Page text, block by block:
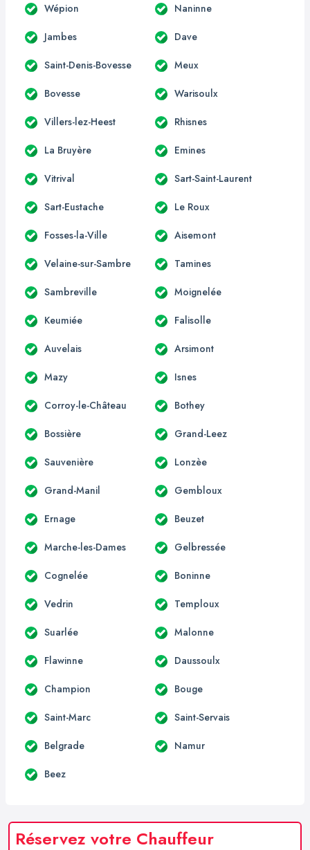
Wépion Naninne
Jambes Dave
Saint-Denis-Bovesse Meux
Bovesse Warisoulx
Villers-lez-Heest Rhisnes
La Bruyère Emines
Vitrival Sart-Saint-Laurent
Sart-Eustache Le Roux
Fosses-la-Ville Aisemont
Velaine-sur-Sambre Tamines
Sambreville Moignelée
Keumiée Falisolle
Auvelais Arsimont
Mazy Isnes
Corroy-le-Château Bothey
Bossière Grand-Leez
Sauvenière Lonzèe
Grand-Manil Gembloux
Ernage Beuzet
Marche-les-Dames Gelbressée
Cognelée Boninne
Vedrin Temploux
Suarlée Malonne
Flawinne Daussoulx
Champion Bouge
Saint-Marc Saint-Servais
Belgrade Namur
Beez
Réservez votre Chauffeur